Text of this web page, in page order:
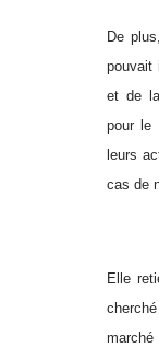
De
pouvait
et de
pour le
leurs
cas de
Elle